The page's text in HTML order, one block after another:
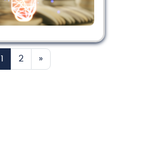
1Página 1
2Página 2
»Siguiente página